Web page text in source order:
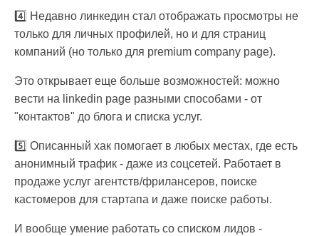
4️⃣ Недавно линкедин стал отображать просмотры не
только для личных профилей, но и для страниц
компаний (но только для premium company page).
Это открывает еще больше возможностей: можно
вести на linkedin page разными способами - от
"контактов" до блога и списка услуг.
5️⃣ Описанный хак помогает в любых местах, где есть
анонимный трафик - даже из соцсетей. Работает в
продаже услуг агентств/фрилансеров, поиске
кастомеров для стартапа и даже поиске работы.
И вообще умение работать со списком лидов -